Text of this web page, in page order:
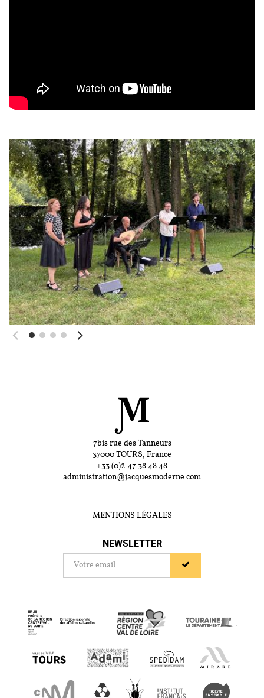
7bis rue des Tanneurs
37000 TOURS, France
+33 (0)2 47 38 48 48
administration@jacquesmoderne.com
MENTIONS LÉGALES
NEWSLETTER